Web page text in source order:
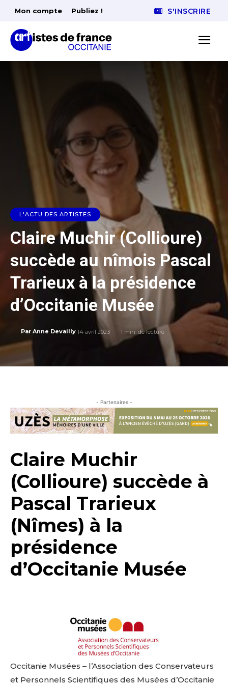
Mon compte Publiez ! S'INSCRIRE
L'ACTU DES ARTISTES
Claire Muchir (Collioure)
succède au nîmois Pascal
Trarieux à la présidence
d’Occitanie Musée
Par Anne Devailly 14 avril 2023 1 min. de lecture
- Partenaires -
Claire Muchir
(Collioure) succède à
Pascal Trarieux
(Nîmes) à la
présidence
d’Occitanie Musée
Occitanie Musées – l’Association des Conservateurs
et Personnels Scientifiques des Musées d’Occitanie